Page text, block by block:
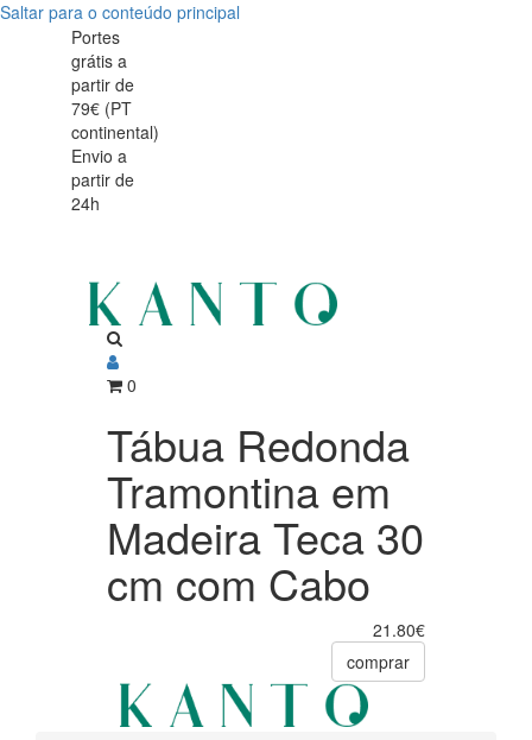
Saltar para o conteúdo principal
Tábua
Redonda
Tramontina
Madeira
Teca
Tábua
Redonda
Tramontina
Madeira
Portes
grátis a
partir de
79€ (PT
continental)
Envio a
partir de
24h
0
Tábua Redonda
Tramontina em
Madeira Teca 30
cm com Cabo
21.80€
comprar